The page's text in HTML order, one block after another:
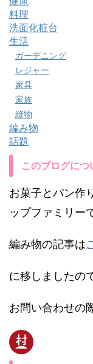
料理
洗面化粧台
生活
ガーデニング
レジャー
家具
家族
縫物
編み物
話題
このブログにつ
お菓子とパン作
ップファミリー
編み物の記事は
に移しましたの
お問い合わせの